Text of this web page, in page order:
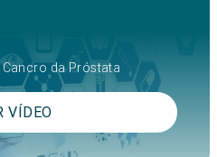
da Próstata
VÍDEO